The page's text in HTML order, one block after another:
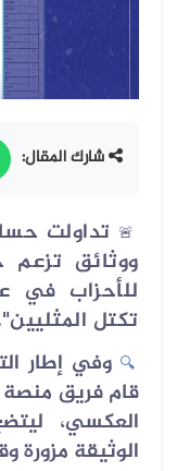
شارك المقال:
🚨
تداولت
ووثائق تزعم
للأحزاب في
تكتل
🔍 وفي إطار
قام فريق
العكسي،
الوثيقة مزورة